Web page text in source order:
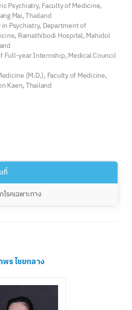
Psychiatry, Faculty of Medicine,
Mai, Thailand
Psychiatry, Department of
Ramathibodi Hospital, Mahidol
Full-year Internship, Medical Council
(M.D.), Faculty of Medicine,
Kaen, Thailand
ที่
รคเฉพาะทาง
ร ไชยกลาง